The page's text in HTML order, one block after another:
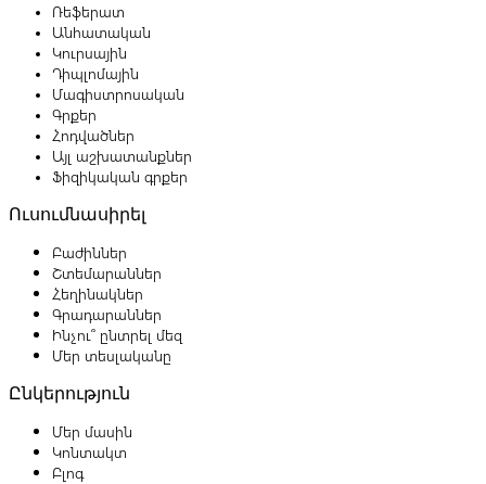
Ռեֆերատ
Անհատական
Կուրսային
Դիպլոմային
Մագիստրոսական
Գրքեր
Հոդվածներ
Այլ աշխատանքներ
Ֆիզիկական գրքեր
Ուսումնասիրել
Բաժիններ
Շտեմարաններ
Հեղինակներ
Գրադարաններ
Ինչու՞ ընտրել մեզ
Մեր տեսլականը
Ընկերություն
Մեր մասին
Կոնտակտ
Բլոգ